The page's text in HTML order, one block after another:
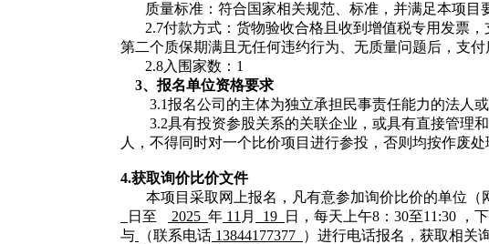
质量标准：符合国家相关规范、标准，并满足本项目
2.7付款方式：货物验收合格且收到增值税专用发票
第二个质保期满且无任何违约行为、无质量问题后，支付
2.8入围家数：1
3、 报名单位资格要求
3.1报名公司的主体为独立承担民事责任能力的法人
3.2具有投资参股关系的关联企业，或具有直接管理
人，不得同时对一个比价项目进行参投，否则均按作废处
4.获取询价比价文件
本项目采取网上报名，凡有意参加询价比价的单位
日至
2025 年 11 月 19 日 ，每天上午8： 30至11:30 ，
与
（联系电话 13844177377 ）进行电话报名，获取相关